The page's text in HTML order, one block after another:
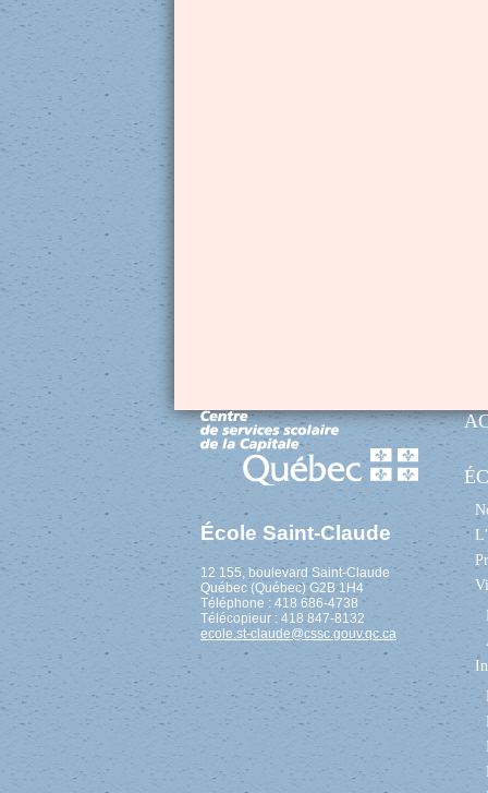
École Saint-Claude
12 155, boulevard Saint-Claude
Québec (Québec) G2B 1H4
Téléphone : 418 686-4738
Télécopieur : 418 847-8132
ecole.st-claude@cssc.gouv.qc.ca